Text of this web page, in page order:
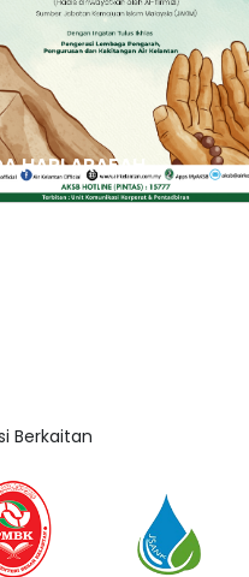
HARI ARAFAH
Berkaitan